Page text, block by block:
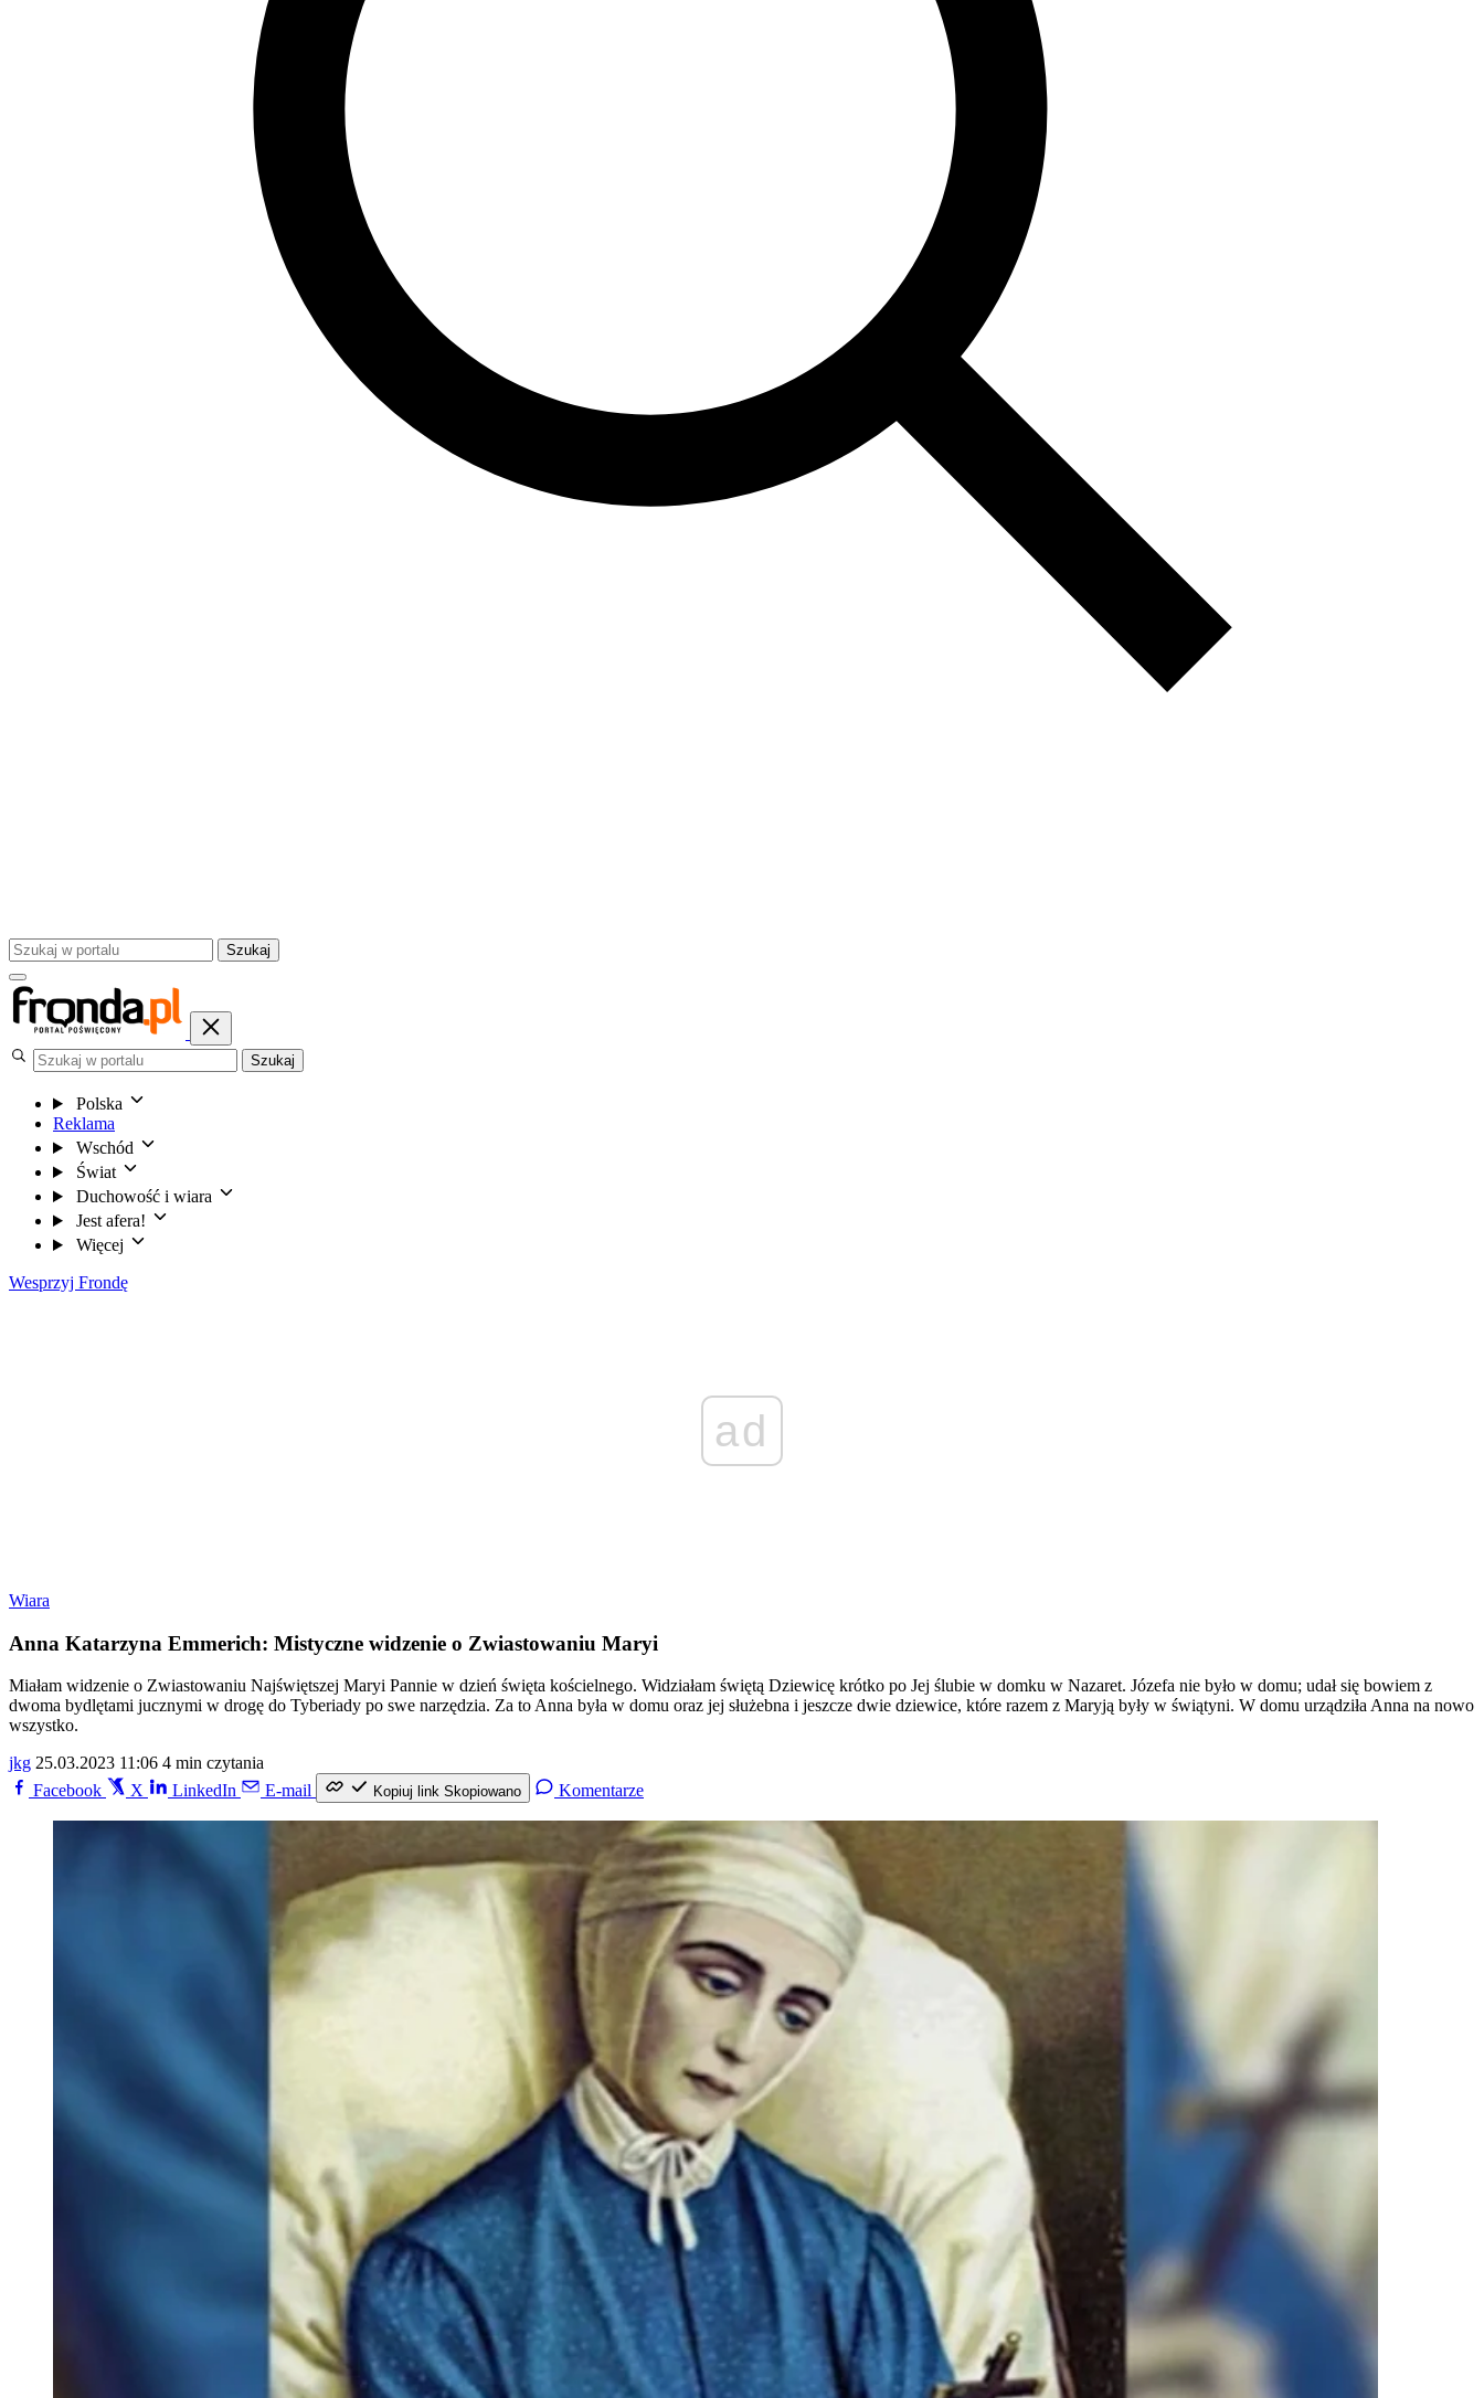
Szukaj
Szukaj
Polska
Reklama
Wschód
Świat
Duchowość i wiara
Jest afera!
Więcej
Wesprzyj Frondę
ad
Wiara
Anna Katarzyna Emmerich: Mistyczne widzenie o Zwiastowaniu Maryi
Miałam widzenie o Zwiastowaniu Najświętszej Maryi Pannie w dzień święta kościelnego. Widziałam świętą Dziewicę krótko po Jej ślubie w domku w Nazaret. Józefa nie było w domu; udał się bowiem z
dwoma bydlętami jucznymi w drogę do Tyberiady po swe narzędzia. Za to Anna była w domu oraz jej służebna i jeszcze dwie dziewice, które razem z Maryją były w świątyni. W domu urządziła Anna na nowo
wszystko.
jkg 25.03.2023 11:06 4 min czytania
Facebook
X LinkedIn E-mail Kopiuj link Skopiowano Komentarze